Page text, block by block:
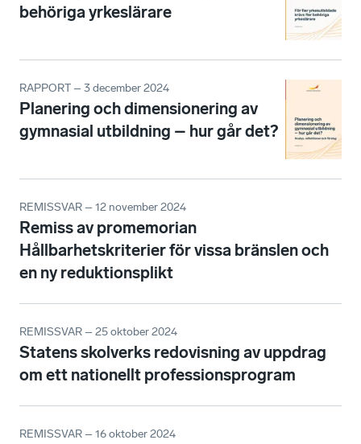
behöriga yrkeslärare
RAPPORT – 3 december 2024
Planering och dimensionering av
gymnasial utbildning – hur går det?
REMISSVAR – 12 november 2024
Remiss av promemorian
Hållbarhetskriterier för vissa bränslen och
en ny reduktionsplikt
REMISSVAR – 25 oktober 2024
Statens skolverks redovisning av uppdrag
om ett nationellt professionsprogram
REMISSVAR – 16 oktober 2024